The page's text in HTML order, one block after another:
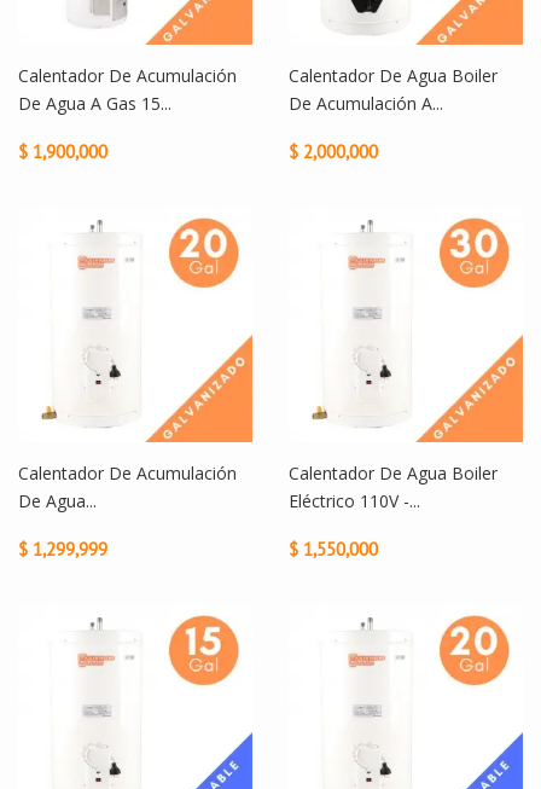
Calentador De Acumulación
De Agua A Gas 15...
$ 1,900,000
Calentador De Agua Boiler
De Acumulación A...
$ 2,000,000
Calentador De Acumulación
De Agua...
$ 1,299,999
Calentador De Agua Boiler
Eléctrico 110V -...
$ 1,550,000